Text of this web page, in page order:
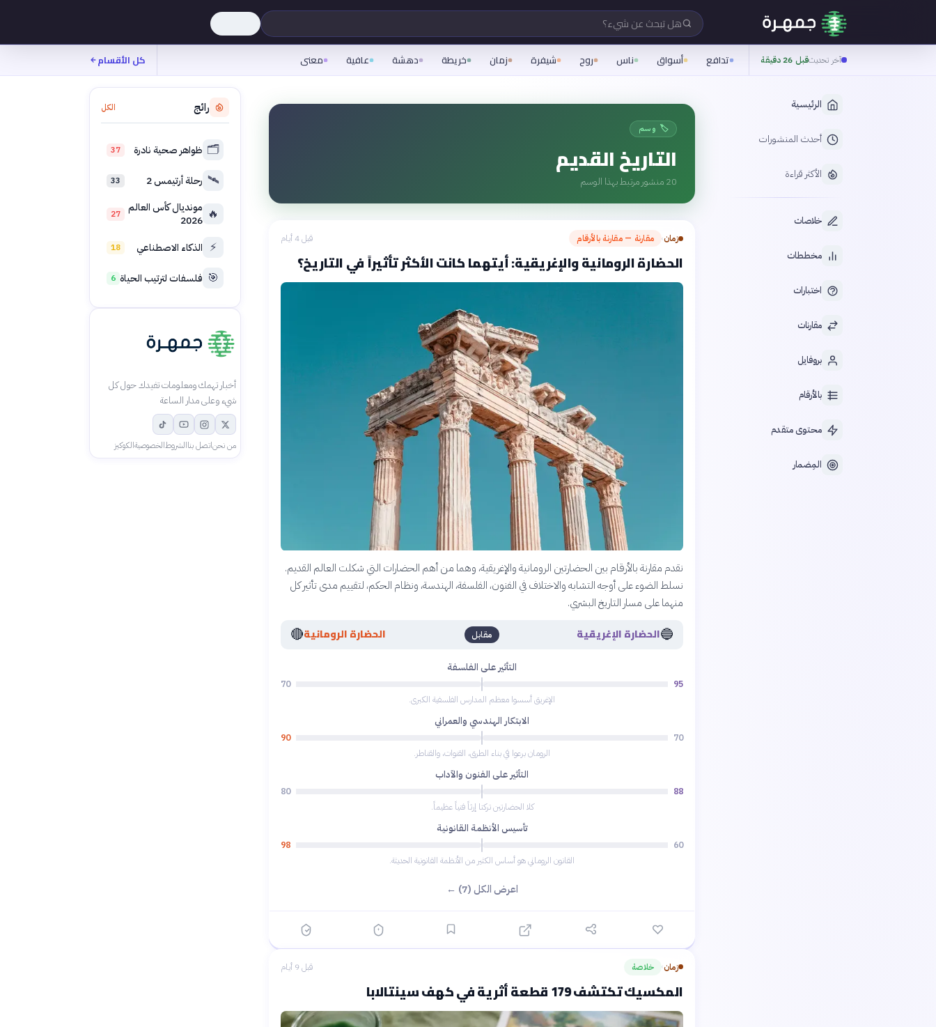
هل تبحث عن شيء؟
آخر تحديثقبل 26 دقيقة تدافع أسواق ناس روح شيفرة زمان خريطة دهشة عافية معنى كل الأقسام
الرئيسية
أحدث المنشورات
الأكثر قراءة
خلاصات
مخططات
اختبارات
مقارنات
بروفايل
بالأرقام
محتوى متقدم
المِضمار
🏷️ وسم
التاريخ القديم
20 منشور مرتبط بهذا الوسم
زمان› مقارنة — مقارنة بالأرقام قبل 4 أيام
الحضارة الرومانية والإغريقية: أيتهما كانت الأكثر تأثيراً في التاريخ؟
نقدم مقارنة بالأرقام بين الحضارتين الرومانية والإغريقية، وهما من أهم الحضارات التي شكلت العالم القديم.
نسلط الضوء على أوجه التشابه والاختلاف في الفنون، الفلسفة، الهندسة، ونظام الحكم، لتقييم مدى تأثير كل
منهما على مسار التاريخ البشري.
🔵الحضارة الإغريقية مقابل الحضارة الرومانية🔴
التأثير على الفلسفة
95
70
الإغريق أسسوا معظم المدارس الفلسفية الكبرى.
الابتكار الهندسي والعمراني
70
90
الرومان برعوا في بناء الطرق، القنوات، والقناطر.
التأثير على الفنون والآداب
88
80
كلا الحضارتين تركتا إرثاً فنياً عظيماً.
تأسيس الأنظمة القانونية
60
98
القانون الروماني هو أساس الكثير من الأنظمة القانونية الحديثة.
اعرض الكل (7) ←
زمان› خلاصة قبل 9 أيام
المكسيك تكتشف 179 قطعة أثرية في كهف سينتالابا
رائج الكل
🗂️ ظواهر صحية نادرة 37
🛰️ رحلة أرتيمس 2 33
🔥 مونديال كأس العالم
2026
27
⚡ الذكاء الاصطناعي 18
🎯 فلسفات لترتيب الحياة 6
أخبار تهمك ومعلومات تفيدك حول كل
شيء وعلى مدار الساعة
من نحناتصل بناالشروطالخصوصيةالكوكيز